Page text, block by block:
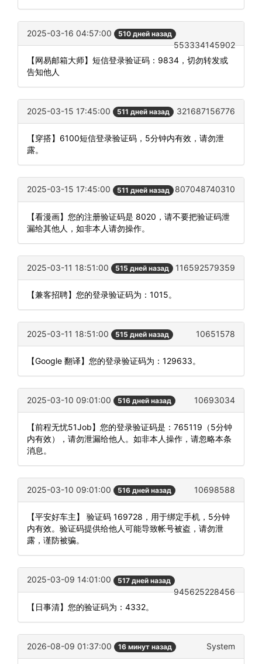
2025-03-16 04:57:00 510 дней назад
553334145902
【网易邮箱大师】短信登录验证码：9834，切勿转发或
告知他人
2025-03-15 17:45:00 511 дней назад 321687156776
【穿搭】6100短信登录验证码，5分钟内有效，请勿泄
露。
2025-03-15 17:45:00 511 дней назад 807048740310
【看漫画】您的注册验证码是 8020，请不要把验证码泄
漏给其他人，如非本人请勿操作。
2025-03-11 18:51:00 515 дней назад 116592579359
【兼客招聘】您的登录验证码为：1015。
2025-03-11 18:51:00 515 дней назад 10651578
【Google 翻译】您的登录验证码为：129633。
2025-03-10 09:01:00 516 дней назад 10693034
【前程无忧51Job】您的登录验证码是：765119（5分钟
内有效），请勿泄漏给他人。如非本人操作，请忽略本条
消息。
2025-03-10 09:01:00 516 дней назад 10698588
【平安好车主】 验证码 169728，用于绑定手机，5分钟
内有效。验证码提供给他人可能导致帐号被盗，请勿泄
露，谨防被骗。
2025-03-09 14:01:00 517 дней назад
945625228456
【日事清】您的验证码为：4332。
2026-08-09 01:37:00 16 минут назад System